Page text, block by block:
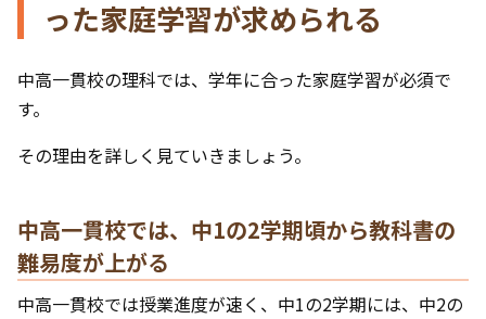
った家庭学習が求められる
中高一貫校の理科では、学年に合った家庭学習が必須で
す。
その理由を詳しく見ていきましょう。
中高一貫校では、中1の2学期頃から教科書の
難易度が上がる
中高一貫校では授業進度が速く、中1の2学期には、中2の